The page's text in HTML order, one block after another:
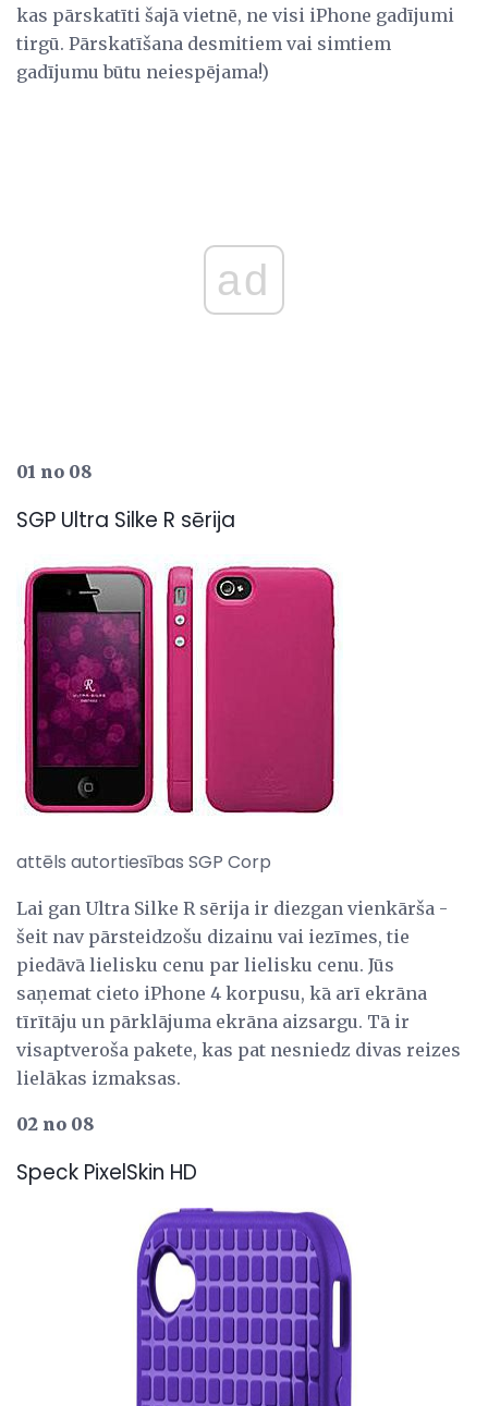
kas pārskatīti šajā vietnē, ne visi iPhone gadījumi
tirgū. Pārskatīšana desmitiem vai simtiem
gadījumu būtu neiespējama!)
ad
01 no 08
SGP Ultra Silke R sērija
attēls autortiesības SGP Corp
Lai gan Ultra Silke R sērija ir diezgan vienkārša -
šeit nav pārsteidzošu dizainu vai iezīmes, tie
piedāvā lielisku cenu par lielisku cenu. Jūs
saņemat cieto iPhone 4 korpusu, kā arī ekrāna
tīrītāju un pārklājuma ekrāna aizsargu. Tā ir
visaptveroša pakete, kas pat nesniedz divas reizes
lielākas izmaksas.
02 no 08
Speck PixelSkin HD